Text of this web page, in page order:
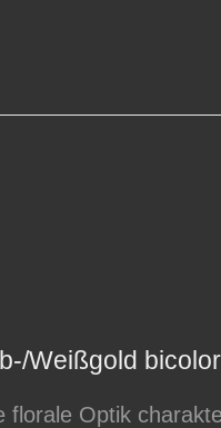
Weißgold
florale Optik